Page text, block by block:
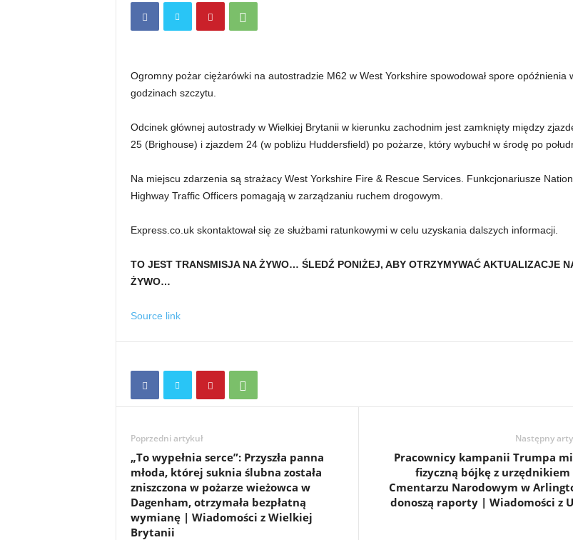
Ogromny pożar ciężarówki na autostradzie M62 w West Yorkshire spowodował spore opóźnienia
godzinach szczytu.
Odcinek głównej autostrady w Wielkiej Brytanii w kierunku zachodnim jest zamknięty między
25 (Brighouse) i zjazdem 24 (w pobliżu Huddersfield) po pożarze, który wybuchł w środę po
Na miejscu zdarzenia są strażacy West Yorkshire Fire & Rescue Services. Funkcjonariusze
Highway Traffic Officers pomagają w zarządzaniu ruchem drogowym.
Express.co.uk skontaktował się ze służbami ratunkowymi w celu uzyskania dalszych informacji.
TO JEST TRANSMISJA NA ŻYWO… ŚLEDŹ PONIŻEJ, ABY OTRZYMYWAĆ AKTUALIZACJE
ŻYWO…
Source link
Poprzedni artykuł
„To wypełnia serce”: Przyszła panna
młoda, której suknia ślubna została
zniszczona w pożarze wieżowca w
Dagenham, otrzymała bezpłatną
wymianę | Wiadomości z Wielkiej
Brytanii
Następny
Pracownicy kampanii Trumpa
fizyczną bójkę z urzędnikiem
Cmentarzu Narodowym w
donoszą raporty | Wiadomości z